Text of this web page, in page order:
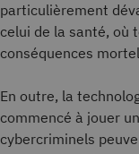
particulièrement
celui de la santé, où
conséquences
En outre, la
commencé à jouer
cybercriminels